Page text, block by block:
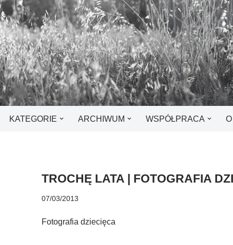
KATEGORIE ARCHIWUM WSPÓŁPRACA
TROCHĘ LATA | FOTOGRAFIA
07/03/2013
Fotografia dziecięca